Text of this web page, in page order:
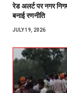
रेड अलर्ट पर नगर
बनाई रणनीति
JULY 19, 2026